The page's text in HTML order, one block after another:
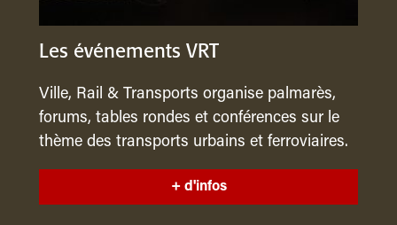
Les événements VRT
Ville, Rail & Transports organise palmarès,
forums, tables rondes et conférences sur le
thème des transports urbains et ferroviaires.
+ d'infos